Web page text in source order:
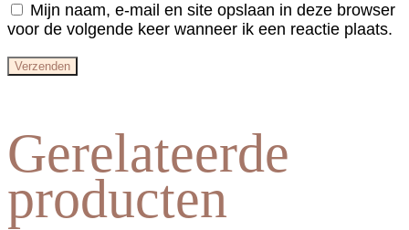
Mijn naam, e-mail en site opslaan in deze browser
voor de volgende keer wanneer ik een reactie plaats.
Gerelateerde
producten